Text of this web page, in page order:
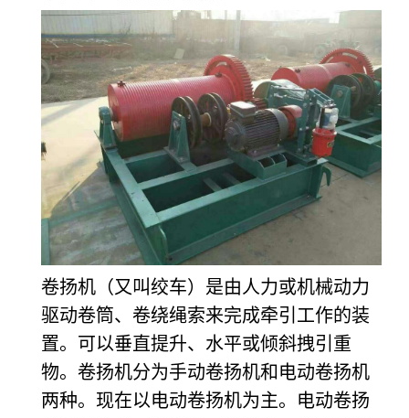
卷扬机（又叫绞车）是由人力或机械动力
驱动卷筒、卷绕绳索来完成牵引工作的装
置。可以垂直提升、水平或倾斜拽引重
物。卷扬机分为手动卷扬机和电动卷扬机
两种。现在以电动卷扬机为主。电动卷扬